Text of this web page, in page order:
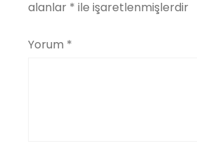
alanlar * ile işaretlenmişlerdir
Yorum *